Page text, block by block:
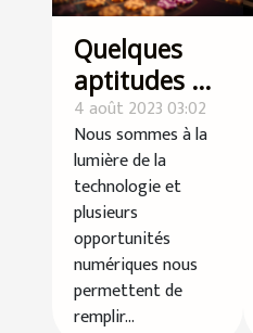
Quelques
aptitudes à
développer
pour
maximiser
ses chances
au casino
4 août 2023 03:02
Nous sommes à la
lumière de la
technologie et
plusieurs
opportunités
numériques nous
permettent de
remplir...